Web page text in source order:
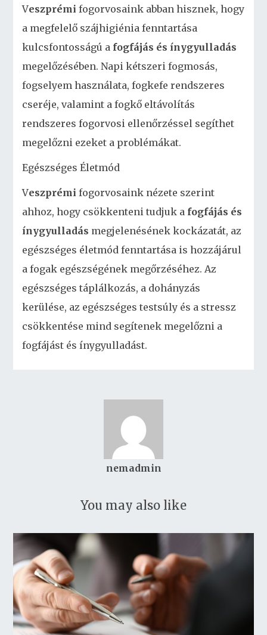
Veszprémi fogorvosaink abban hisznek, hogy
a megfelelő szájhigiénia fenntartása
kulcsfontosságú a fogfájás és ínygyulladás
megelőzésében. Napi kétszeri fogmosás,
fogselyem használata, fogkefe rendszeres
cseréje, valamint a fogkő eltávolítás
rendszeres fogorvosi ellenőrzéssel segíthet
megelőzni ezeket a problémákat.
Egészséges Életmód
Veszprémi fogorvosaink nézete szerint
ahhoz, hogy csökkenteni tudjuk a fogfájás és
ínygyulladás megjelenésének kockázatát, az
egészséges életmód fenntartása is hozzájárul
a fogak egészségének megőrzéséhez. Az
egészséges táplálkozás, a dohányzás
kerülése, az egészséges testsúly és a stressz
csökkentése mind segítenek megelőzni a
fogfájást és ínygyulladást.
nemadmin
You may also like